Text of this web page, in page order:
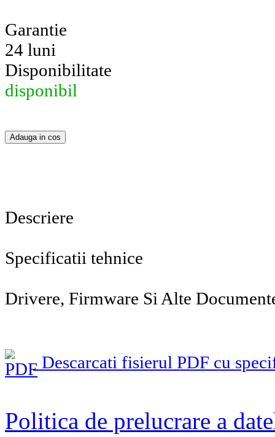
Garantie
24 luni
Disponibilitate
disponibil
Descriere
Specificatii tehnice
Drivere, Firmware Si Alte
Descarcati fisierul PDF cu
Politica de prelucrare a